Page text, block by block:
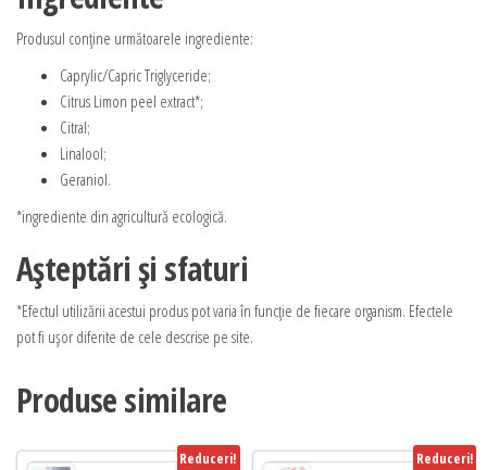
Produsul conține următoarele ingrediente:
Caprylic/Capric Triglyceride;
Citrus Limon peel extract*;
Citral;
Linalool;
Geraniol.
*ingrediente din agricultură ecologică.
Așteptări și sfaturi
*Efectul utilizării acestui produs pot varia în funcție de fiecare organism. Efectele
pot fi ușor diferite de cele descrise pe site.
Produse similare
Reduceri! Reduceri!